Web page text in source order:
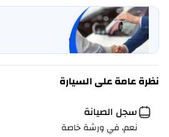
بيع سيارتي
خليها على كارسويتش
نظرة عامة على السيارة
سجل الصيانة
نعم، في ورشة خاصة